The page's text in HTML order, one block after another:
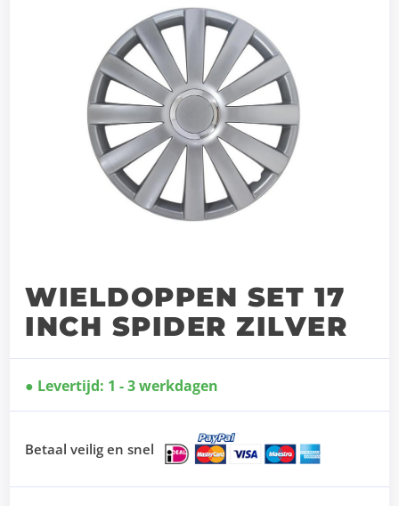
WIELDOPPEN SET 17
INCH SPIDER ZILVER
Levertijd: 1 - 3 werkdagen
Betaal veilig en snel